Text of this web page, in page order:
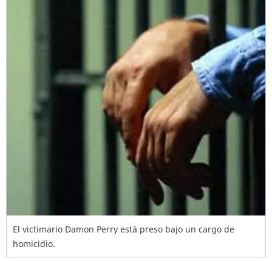
El victimario Damon Perry está preso bajo un cargo de
homicidio.